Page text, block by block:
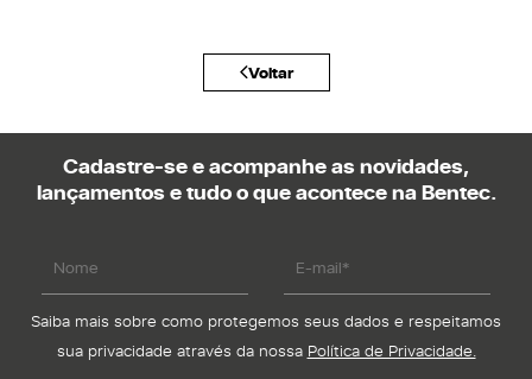
Voltar
Cadastre-se e acompanhe as novidades,
lançamentos e tudo o que acontece na Bentec.
Saiba mais sobre como protegemos seus dados e respeitamos
sua privacidade através da nossa Política de Privacidade.